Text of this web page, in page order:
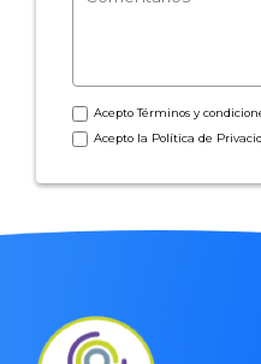
AceptoTérminos y
Acepto la Política de